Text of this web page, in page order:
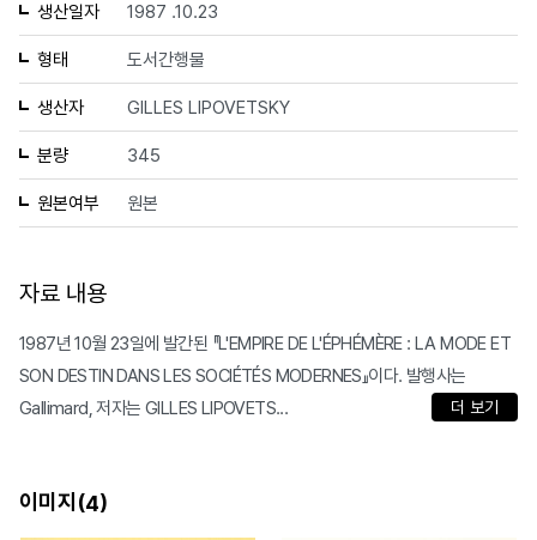
생산일자 1987 .10.23
형태 도서간행물
생산자 GILLES LIPOVETSKY
분량 345
원본여부 원본
자료 내용
1987년 10월 23일에 발간된 『L'EMPIRE DE L'ÉPHÉMÈRE : LA MODE ET
SON DESTIN DANS LES SOCIÉTÉS MODERNES』이다. 발행사는
Gallimard, 저자는 GILLES LIPOVETS...
더 보기
이미지(4)